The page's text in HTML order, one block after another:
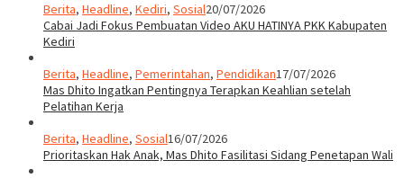
Berita, Headline, Kediri, Sosial20/07/2026
Cabai Jadi Fokus Pembuatan Video AKU HATINYA PKK Kabupaten
Kediri
Berita, Headline, Pemerintahan, Pendidikan17/07/2026
Mas Dhito Ingatkan Pentingnya Terapkan Keahlian setelah
Pelatihan Kerja
Berita, Headline, Sosial16/07/2026
Prioritaskan Hak Anak, Mas Dhito Fasilitasi Sidang Penetapan Wali